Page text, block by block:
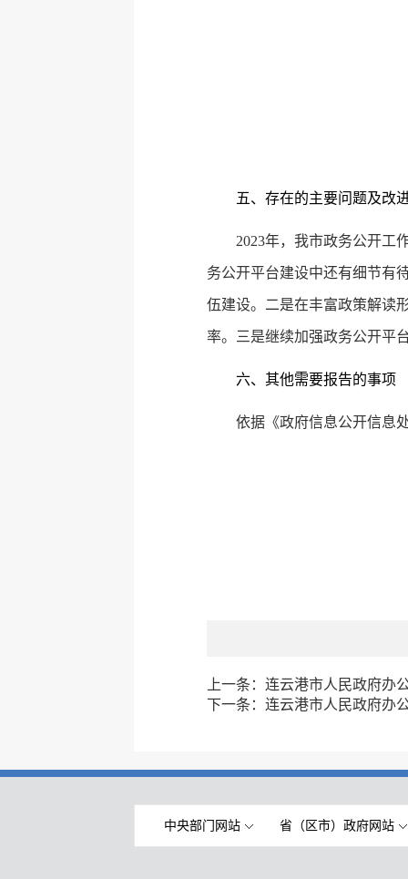
五、存在的主要问题及改
2023年，我市政务公开工
务公开平台建设中还有细节有
伍建设。二是在丰富政策解读
率。三是继续加强政务公开平
六、其他需要报告的事项
依据《政府信息公开信息
上一条： 连云港市人民政府办
下一条： 连云港市人民政府办
中央部门网站 省（区市）政府网站